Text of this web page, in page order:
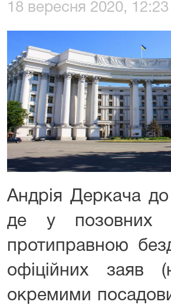
18 вересня 2020, 12:23
Андрія Деркача
де у позовних
протиправною
офіційних заяв
окремими